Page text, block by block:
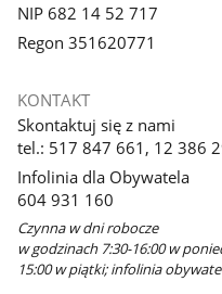
NIP 682 14 52 717
Regon 351620771
KONTAKT
Skontaktuj się z nami
tel.: 517 847 661, 12 386
Infolinia dla Obywatela
604 931 160
Czynna w dni robocze
w godzinach 7:30-16:00 w
15:00 w piątki; infolinia